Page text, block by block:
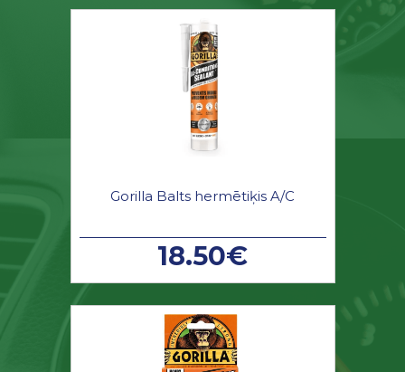
Gorilla Balts hermētiķis A/C
18.50€